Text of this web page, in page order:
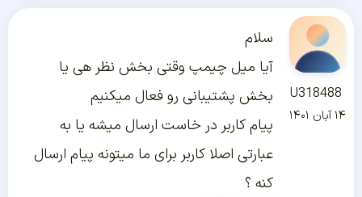
U318488
۱۴ آبان ۱۴۰۱
سلام
آیا میل چیمپ وقتی بخش نظر هی یا
بخش پشتیبانی رو فعال میکنیم
پیام کاربر در خاست ارسال میشه یا به
عبارتی اصلا کاربر برای ما میتونه پیام ارسال
کنه ؟